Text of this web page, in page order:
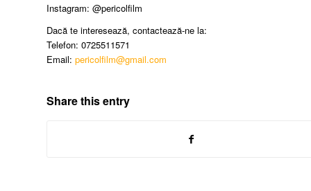
Instagram: @pericolfilm
Dacă te interesează, contactează-ne la:
Telefon: 0725511571
Email: pericolfilm@gmail.com
Share this entry